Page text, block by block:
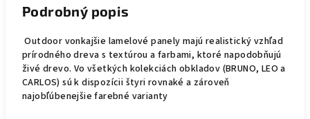
Podrobný popis
Outdoor vonkajšie lamelové panely majú realistický vzhľad
prírodného dreva s textúrou a farbami, ktoré napodobňujú
živé drevo. Vo všetkých kolekciách obkladov (BRUNO, LEO a
CARLOS) sú k dispozícii štyri rovnaké a zároveň
najobľúbenejšie farebné varianty